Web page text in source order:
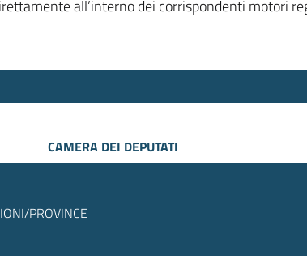
all’interno dei corrispondenti motori
CAMERA DEI DEPUTATI
PROVINCE